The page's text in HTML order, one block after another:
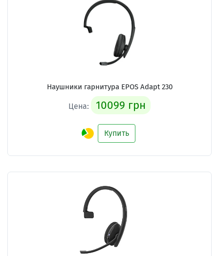
Наушники гарнитура EPOS Adapt 230
Цена: 10099 грн
Купить